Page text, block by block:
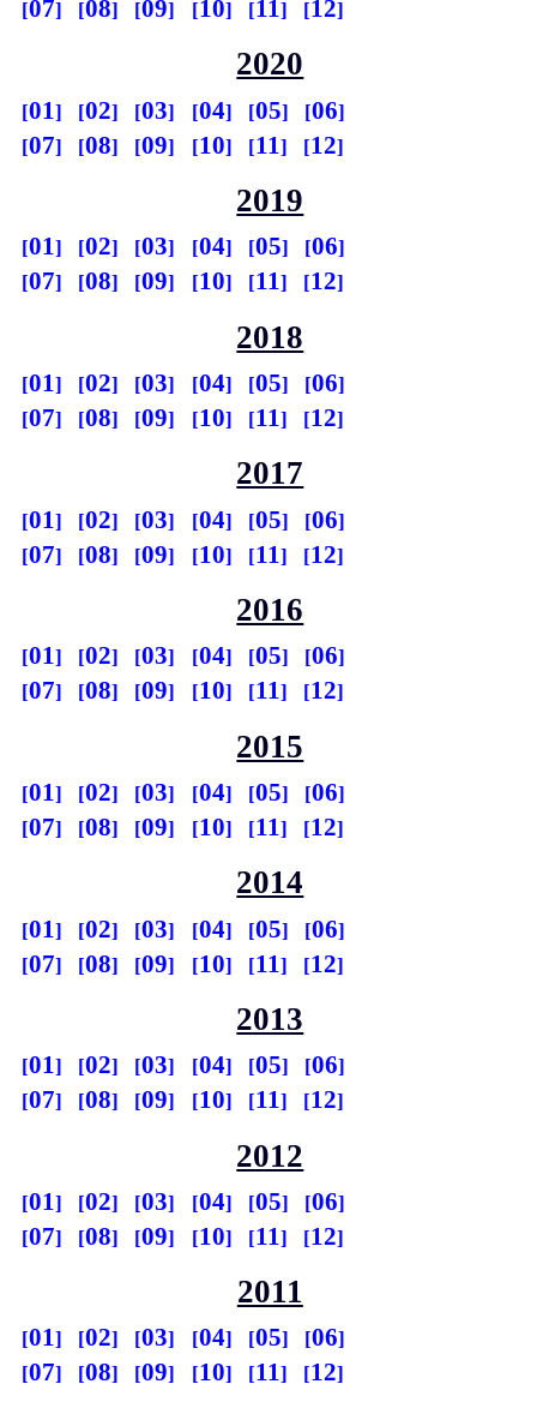
07 08 09 10 11 12
2020
01 02 03 04 05
06
07
08 09 10 11 12
2019
01 02 03 04 05
06
07
08 09 10 11 12
2018
01 02 03 04 05
06
07
08 09 10 11 12
2017
01 02 03 04 05
06
07
08 09 10 11 12
2016
01 02 03 04 05
06
07
08 09 10 11 12
2015
01 02 03 04 05
06
07
08 09 10 11 12
2014
01 02 03 04 05
06
07
08 09 10 11 12
2013
01 02 03 04 05
06
07
08 09 10 11 12
2012
01 02 03 04 05
06
07
08 09 10 11 12
2011
01 02 03 04 05
06
07
08 09 10 11 12